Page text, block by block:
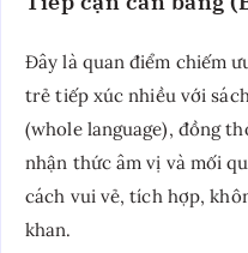
Đây là quan điểm chiếm
trẻ tiếp xúc nhiều với
(whole language), đồng
nhận thức âm vị và mối
cách vui vẻ, tích hợp,
khan.